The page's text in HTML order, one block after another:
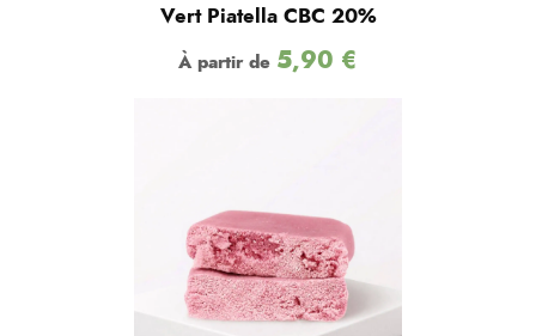
Vert Piatella CBC 20%
À partir de 5,90 €